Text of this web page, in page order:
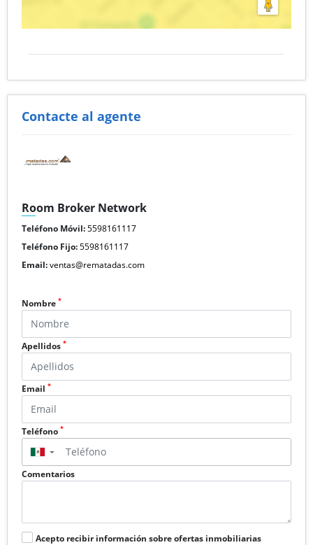
Contacte al agente
Room Broker Network
Teléfono Móvil:5598161117
Teléfono Fijo:5598161117
Email:ventas@rematadas.com
Nombre *
Apellidos *
Email *
Teléfono *
▼
Comentarios
Acepto recibir información sobre ofertas inmobiliarias